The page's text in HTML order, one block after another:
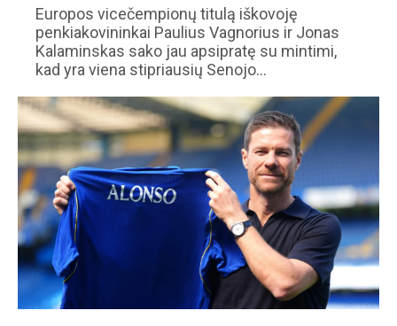
Europos vicečempionų titulą iškovoję
penkiakovininkai Paulius Vagnorius ir Jonas
Kalaminskas sako jau apsipratę su mintimi,
kad yra viena stipriausių Senojo…